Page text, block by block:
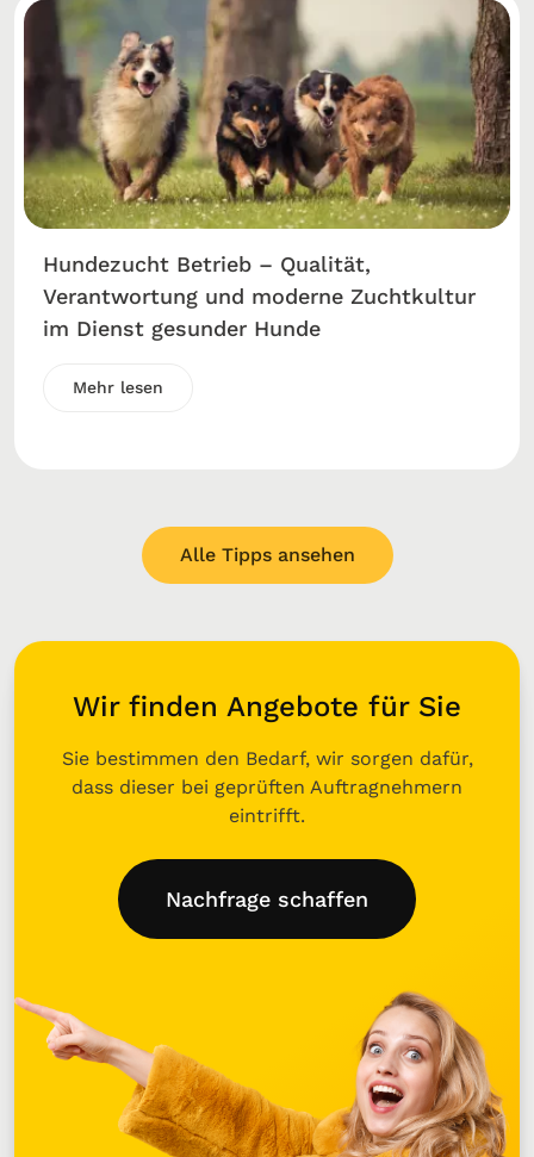
Hundezucht Betrieb – Qualität,
Verantwortung und moderne Zuchtkultur
im Dienst gesunder Hunde
Mehr lesen
Alle Tipps ansehen
Wir finden Angebote für Sie
Sie bestimmen den Bedarf, wir sorgen dafür,
dass dieser bei geprüften Auftragnehmern
eintrifft.
Nachfrage schaffen